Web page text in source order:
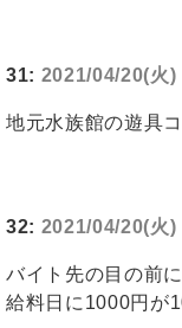
31: 2021/04/20(火
地元水族館の遊具
32: 2021/04/20(火
バイト先の目の前
給料日に1000円が